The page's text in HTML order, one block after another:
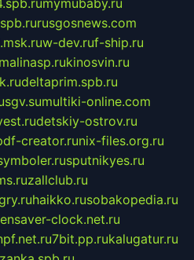
mymubaby.ru
rusgosnews.com
w-dev.ruf-ship.ru
malinasp.rukinosvin.ru
deltaprim.spb.ru
sgv.sumultiki-online.com
detskiy-ostrov.ru
creator.runix-files.org.ru
sputnikyes.ru
zallclub.ru
haikko.rusobakopedia.ru
clock.net.ru
7bit.pp.rukalugatur.ru